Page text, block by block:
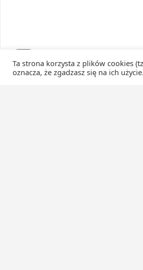
Ta strona korzysta z plików cookies
oznacza, że zgadzasz się na ich użycie.